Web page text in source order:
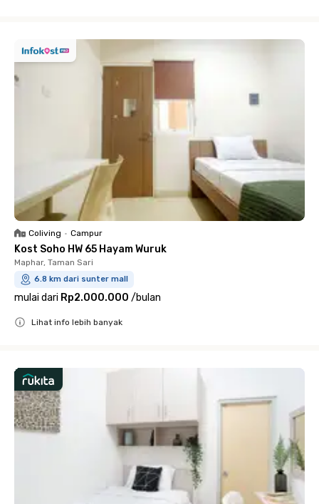
Coliving • Campur
Kost Soho HW 65 Hayam Wuruk
Maphar, Taman Sari
6.8 km dari sunter mall
mulai dari Rp2.000.000 /bulan
Lihat info lebih banyak